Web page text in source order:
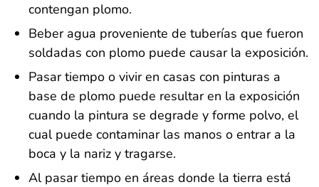
contengan plomo.
Beber agua proveniente de tuberías que fueron
soldadas con plomo puede causar la exposición.
Pasar tiempo o vivir en casas con pinturas a
base de plomo puede resultar en la exposición
cuando la pintura se degrade y forme polvo, el
cual puede contaminar las manos o entrar a la
boca y la nariz y tragarse.
Al pasar tiempo en áreas donde la tierra está